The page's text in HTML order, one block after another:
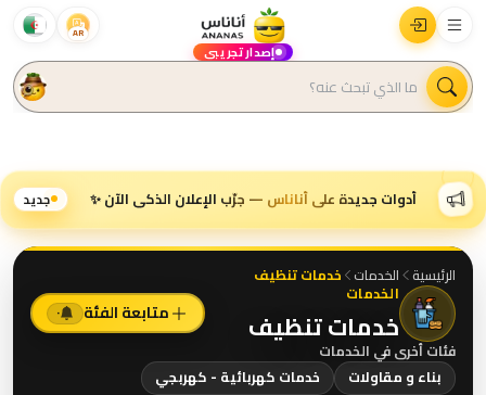
AR
إصدار تجريبي
أدوات جديدة على أناناس — جرّب الإعلان الذكي الآن ✨ جديد
الرئيسية الخدمات خدمات تنظيف
الخدمات
خدمات تنظيف متابعة الفئة ٠
فئات أخرى في الخدمات
بناء و مقاولات
خدمات كهربائية - كهربجي